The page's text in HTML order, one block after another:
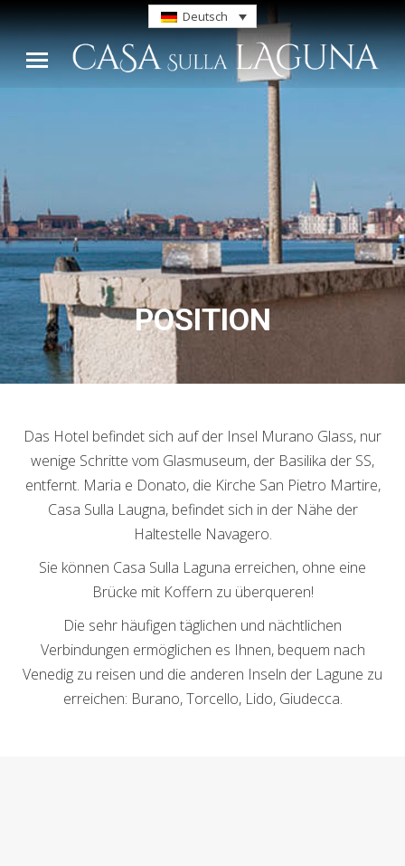
Deutsch
POSITION
Das Hotel befindet sich auf der Insel Murano Glass, nur
wenige Schritte vom Glasmuseum, der Basilika der SS,
entfernt. Maria e Donato, die Kirche San Pietro Martire,
Casa Sulla Laugna, befindet sich in der Nähe der
Haltestelle Navagero.
Sie können Casa Sulla Laguna erreichen, ohne eine
Brücke mit Koffern zu überqueren!
Die sehr häufigen täglichen und nächtlichen
Verbindungen ermöglichen es Ihnen, bequem nach
Venedig zu reisen und die anderen Inseln der Lagune zu
erreichen: Burano, Torcello, Lido, Giudecca.